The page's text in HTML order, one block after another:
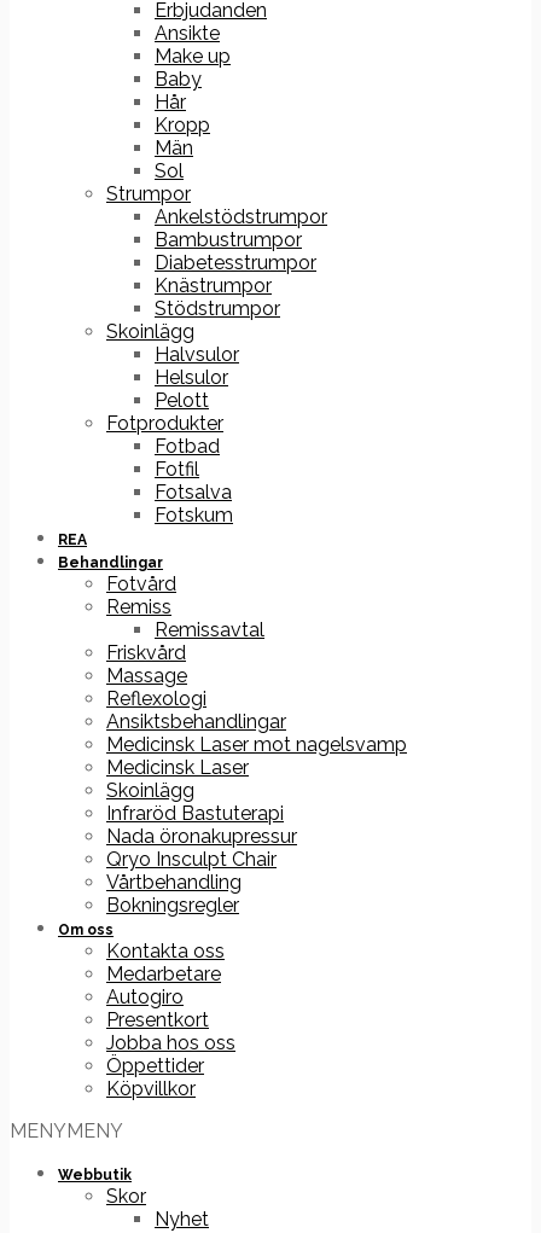
Erbjudanden
Ansikte
Make up
Baby
Hår
Kropp
Män
Sol
Strumpor
Ankelstödstrumpor
Bambustrumpor
Diabetesstrumpor
Knästrumpor
Stödstrumpor
Skoinlägg
Halvsulor
Helsulor
Pelott
Fotprodukter
Fotbad
Fotfil
Fotsalva
Fotskum
REA
Behandlingar
Fotvård
Remiss
Remissavtal
Friskvård
Massage
Reflexologi
Ansiktsbehandlingar
Medicinsk Laser mot nagelsvamp
Medicinsk Laser
Skoinlägg
Infraröd Bastuterapi
Nada öronakupressur
Qryo Insculpt Chair
Vårtbehandling
Bokningsregler
Om oss
Kontakta oss
Medarbetare
Autogiro
Presentkort
Jobba hos oss
Öppettider
Köpvillkor
MENYMENY
Webbutik
Skor
Nyhet